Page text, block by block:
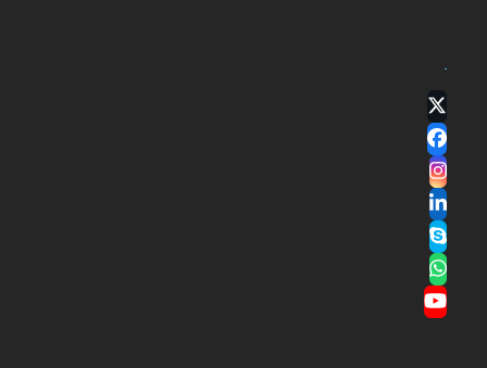
Twitter
(deprecated)
Facebook
Instagram
LinkedIn
Skype
Whatsapp
YouTube